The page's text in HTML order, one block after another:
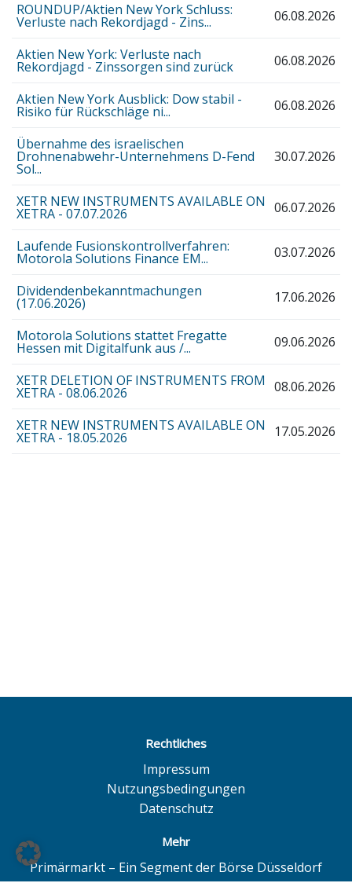
ROUNDUP/Aktien New York Schluss:
Verluste nach Rekordjagd - Zins... 06.08.2026
Aktien New York: Verluste nach
Rekordjagd - Zinssorgen sind zurück 06.08.2026
Aktien New York Ausblick: Dow stabil -
Risiko für Rückschläge ni... 06.08.2026
Übernahme des israelischen
Drohnenabwehr-Unternehmens D-Fend
Sol...
30.07.2026
XETR NEW INSTRUMENTS AVAILABLE ON
XETRA - 07.07.2026 06.07.2026
Laufende Fusionskontrollverfahren:
Motorola Solutions Finance EM... 03.07.2026
Dividendenbekanntmachungen
(17.06.2026) 17.06.2026
Motorola Solutions stattet Fregatte
Hessen mit Digitalfunk aus /... 09.06.2026
XETR DELETION OF INSTRUMENTS FROM
XETRA - 08.06.2026 08.06.2026
XETR NEW INSTRUMENTS AVAILABLE ON
XETRA - 18.05.2026 17.05.2026
Rechtliches
Impressum
Nutzungsbedingungen
Datenschutz
Mehr
Primärmarkt – Ein Segment der Börse Düsseldorf
Quotrix – Ein System der Börse Düsseldorf